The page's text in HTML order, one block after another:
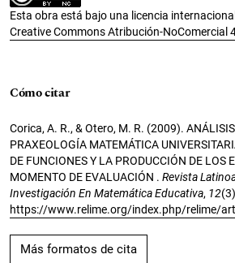
Esta obra está bajo una licencia internacional
Creative Commons Atribución-NoComercial
Cómo citar
Corica, A. R., & Otero, M. R. (2009).
PRAXEOLOGÍA MATEMÁTICA
DE FUNCIONES Y LA PRODUCCIÓN DE LOS
MOMENTO DE EVALUACIÓN . Revista
Investigación En Matemática Educativa, 12
https://www.relime.org/index.php/relime/
Más formatos de cita